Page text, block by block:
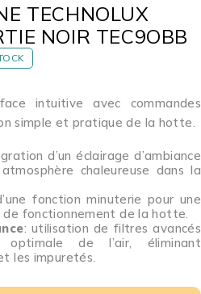
TECHNOLUX
NOIR TEC9OBB
intuitive avec commandes
simple et pratique de la hotte.
d’un éclairage d’ambiance
chaleureuse dans la
fonction minuterie pour une
fonctionnement de la hotte.
: utilisation de filtres avancés
de l’air, éliminant
les impuretés.